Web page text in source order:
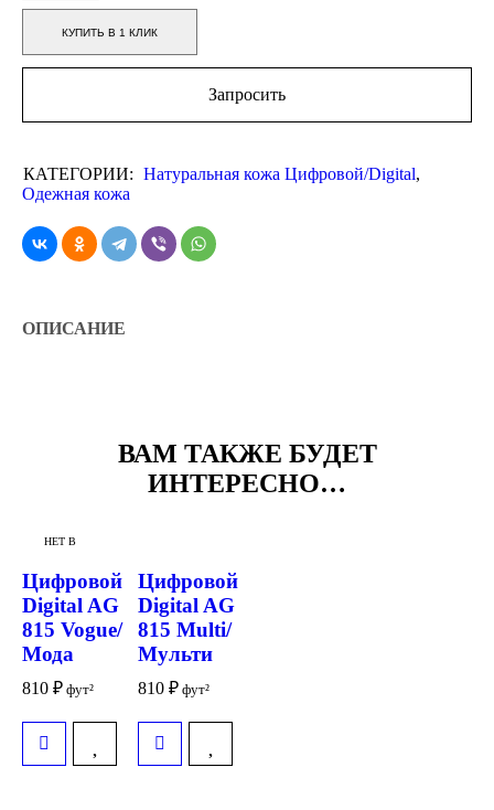
КУПИТЬ В 1 КЛИК
Запросить
КАТЕГОРИИ: Натуральная кожа Цифровой/Digital,
Одежная кожа
ОПИСАНИЕ
ВАМ ТАКЖЕ БУДЕТ
ИНТЕРЕСНО…
НЕТ В
Цифровой
Digital AG
815 Vogue/
Мода
810 ₽ фут²
Цифровой
Digital AG
815 Multi/
Мульти
810 ₽фут²